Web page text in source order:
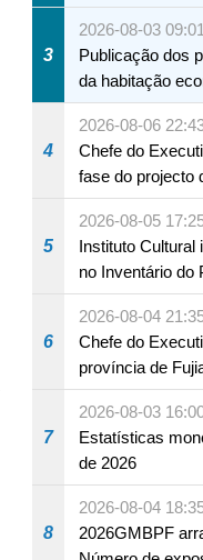
Macau
3
2026-08-03 09:01
Publicação dos
da habitação
A12 da Zona A
4
2026-08-06
Chefe do
fase do projecto
Educação
5
2026-08-05
Instituto Cultural
no Inventário do
6
2026-08-04
Chefe do
província de
em Fuzhou
7
2026-08-03
Estatísticas
de 2026
8
2026-08-04
2026GMBPF